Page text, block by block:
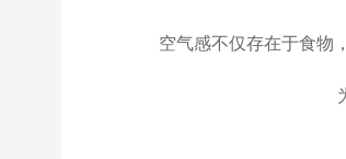
空气感不仅存在于食物